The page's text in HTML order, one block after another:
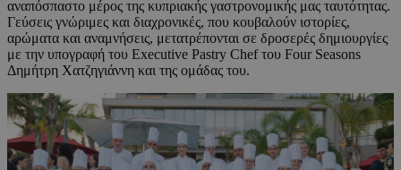
αναπόσπαστο μέρος της κυπριακής γαστρονομικής μας ταυτότητας.
Γεύσεις γνώριμες και διαχρονικές, που κουβαλούν ιστορίες,
αρώματα και αναμνήσεις, μετατρέπονται σε δροσερές δημιουργίες
με την υπογραφή του Executive Pastry Chef του Four Seasons
Δημήτρη Χατζηγιάννη και της ομάδας του.